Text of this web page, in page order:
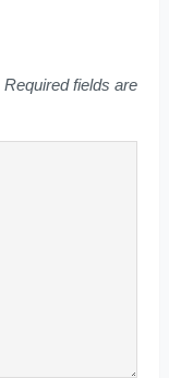
Required fields are